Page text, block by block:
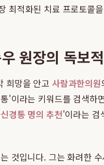
최적화된 치료 프로토
원장의 독보
희망을 안고 사람과한의원
'이라는 키워드를 검색
경통 명의 추천'이라는 검
것입니다. 그는 화려한